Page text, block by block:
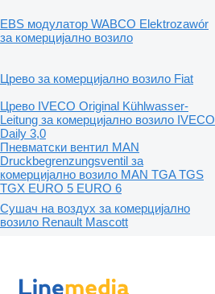
EBS модулатор WABCO Elektrozawór
за комерцијално возило
Црево за комерцијално возило Fiat
Црево IVECO Original Kühlwasser-
Leitung за комерцијално возило IVECO
Daily 3,0
Пневматски вентил MAN
Druckbegrenzungsventil за
комерцијално возило MAN TGA TGS
TGX EURO 5 EURO 6
Сушач на воздух за комерцијално
возило Renault Mascott